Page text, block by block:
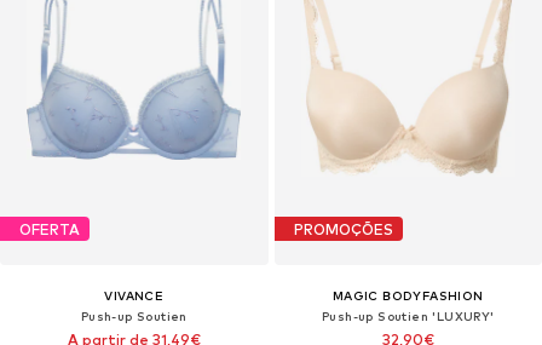
OFERTA
VIVANCE
Push-up Soutien
A partir de 31,49€
PROMOÇÕES
MAGIC BODYFASHION
Push-up Soutien 'LUXURY'
32,90€